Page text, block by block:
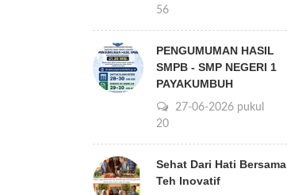
09:56
PENGUMUMAN HASIL
SMPB - SMP NEGERI 1
PAYAKUMBUH
27-06-2026 pukul
07:20
Sehat Dari Hati Bersama
Teh Inovatif